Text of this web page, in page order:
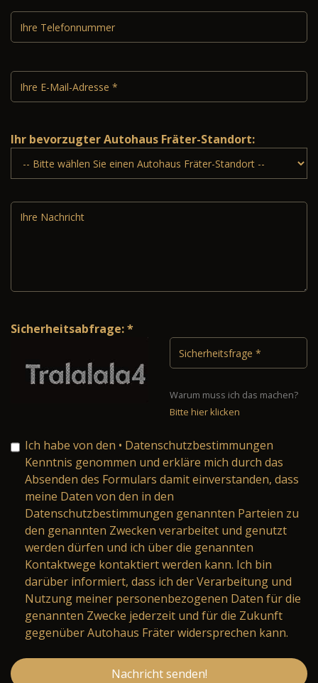
Ihr bevorzugter Autohaus Fräter-Standort:
Sicherheitsabfrage: *
Warum muss ich das machen?
Bitte hier klicken
Ich habe von den • Datenschutzbestimmungen
Kenntnis genommen und erkläre mich durch das
Absenden des Formulars damit einverstanden, dass
meine Daten von den in den
Datenschutzbestimmungen genannten Parteien zu
den genannten Zwecken verarbeitet und genutzt
werden dürfen und ich über die genannten
Kontaktwege kontaktiert werden kann. Ich bin
darüber informiert, dass ich der Verarbeitung und
Nutzung meiner personenbezogenen Daten für die
genannten Zwecke jederzeit und für die Zukunft
gegenüber Autohaus Fräter widersprechen kann.
Nachricht senden!